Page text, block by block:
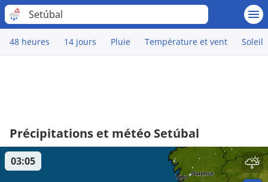
Setúbal
48 heures 14 jours Pluie Température et vent Soleil
Précipitations et météo Setúbal
03:05